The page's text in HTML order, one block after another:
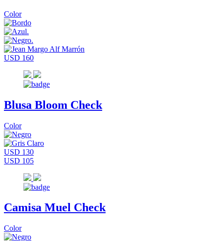
Color
USD 160
Blusa Bloom Check
Color
USD 130
USD 105
Camisa Muel Check
Color